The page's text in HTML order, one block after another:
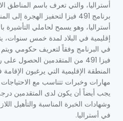
أستراليا، والتي تعرف باسم المناطق
برنامج 491 فيزا لتحفيز الهجرة
أستراليا، وهو يسمح لحاملي التأشيرة
إقليمية في البلاد لمدة خمس سنوات،
في البرنامج وفقاً لتعريف حكومي
فيزا 491 من المتقدمين
المنطقة الإقليمية التي يرغبون
مهارات وخبرات تتناسب مع الاحتياجات
يجب أيضاً أن يكون لدى المتقدمين درجة
وشهادات الخبرة المناسبة والتأهيل
في أستراليا.